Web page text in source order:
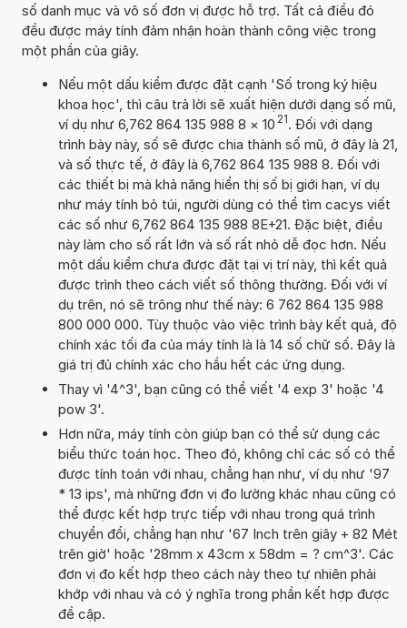
số danh mục và vô số đơn vị được hỗ trợ. Tất cả điều đó
đều được máy tính đảm nhận hoàn thành công việc trong
một phần của giây.
Nếu một dấu kiểm được đặt cạnh 'Số trong ký hiệu
khoa học', thì câu trả lời sẽ xuất hiện dưới dạng số mũ,
ví dụ như 6,762 864 135 988 8 × 10 21. Đối với dạng
trình bày này, số sẽ được chia thành số mũ, ở đây là 21,
và số thực tế, ở đây là 6,762 864 135 988 8. Đối với
các thiết bị mà khả năng hiển thị số bị giới hạn, ví dụ
như máy tính bỏ túi, người dùng có thể tìm cacys viết
các số như 6,762 864 135 988 8E+21. Đặc biệt, điều
này làm cho số rất lớn và số rất nhỏ dễ đọc hơn. Nếu
một dấu kiểm chưa được đặt tại vị trí này, thì kết quả
được trình theo cách viết số thông thường. Đối với ví
dụ trên, nó sẽ trông như thế này: 6 762 864 135 988
800 000 000. Tùy thuộc vào việc trình bày kết quả, độ
chính xác tối đa của máy tính là là 14 số chữ số. Đây là
giá trị đủ chính xác cho hầu hết các ứng dụng.
Thay vì '4^3', bạn cũng có thể viết '4 exp 3' hoặc '4
pow 3'.
Hơn nữa, máy tính còn giúp bạn có thể sử dụng các
biểu thức toán học. Theo đó, không chỉ các số có thể
được tính toán với nhau, chẳng hạn như, ví dụ như '97
* 13 ips', mà những đơn vị đo lường khác nhau cũng có
thể được kết hợp trực tiếp với nhau trong quá trình
chuyển đổi, chẳng hạn như '67 Inch trên giây + 82 Mét
trên giờ' hoặc '28mm x 43cm x 58dm = ? cm^3'. Các
đơn vị đo kết hợp theo cách này theo tự nhiên phải
khớp với nhau và có ý nghĩa trong phần kết hợp được
đề cập.